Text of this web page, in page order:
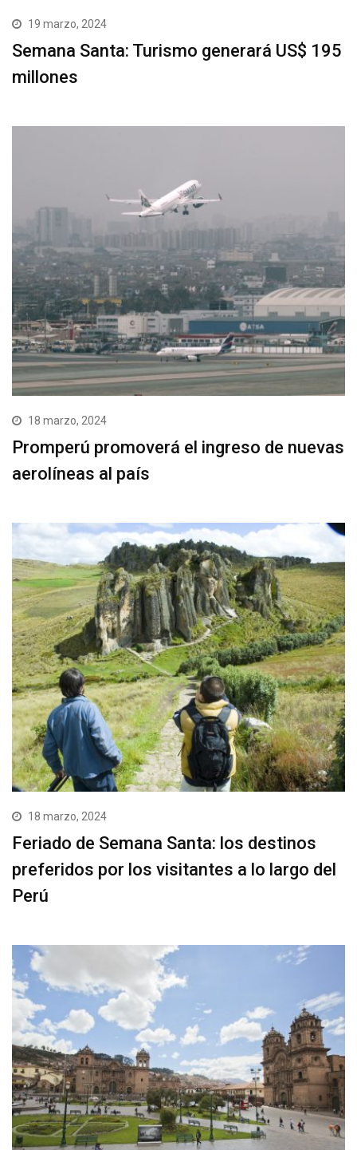
19 marzo, 2024
Semana Santa: Turismo generará US$ 195
millones
18 marzo, 2024
Promperú promoverá el ingreso de nuevas
aerolíneas al país
18 marzo, 2024
Feriado de Semana Santa: los destinos
preferidos por los visitantes a lo largo del
Perú